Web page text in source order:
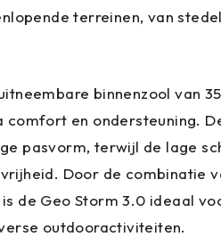
terreinen, van
binnenzool van
comfort en ondersteuning.
pasvorm, terwijl de lage
Door de combinatie
de Geo Storm 3.0 ideaal
outdooractiviteiten.